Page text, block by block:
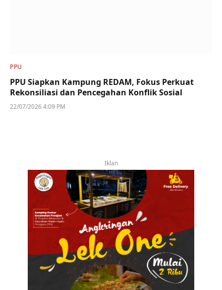
PPU
PPU Siapkan Kampung REDAM, Fokus Perkuat
Rekonsiliasi dan Pencegahan Konflik Sosial
22/07/2026 4:09 PM
Iklan